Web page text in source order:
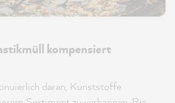
kompensiert
daran, Kunststoffe